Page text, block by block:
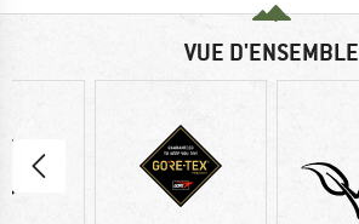
VUE D'ENSEMBLE